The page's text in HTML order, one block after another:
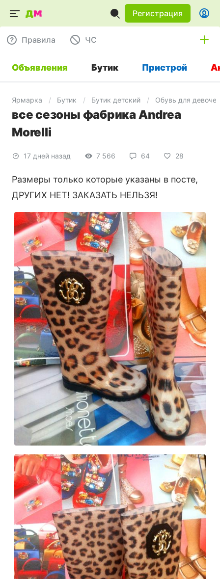
Регистрация
Правила ЧC
Объявления Бутик Пристрой
Ярмарка Бутик Бутик детский Обувь для девочек
все сезоны фабрика Andrea
Morelli
17 дней назад 7 566 64 28
Размеры только которые указаны в посте,
ДРУГИХ НЕТ! ЗАКАЗАТЬ НЕЛЬЗЯ!